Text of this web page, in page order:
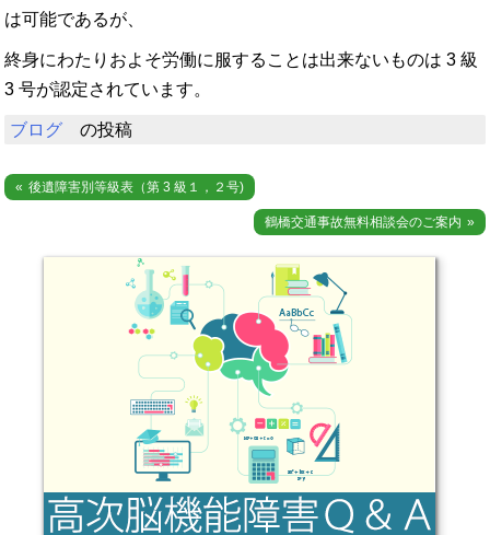
は可能であるが、
終身にわたりおよそ労働に服することは出来ないものは 3 級
3 号が認定されています。
ブログ の投稿
投 後遺障害別等級表（第 3 級１，２号)
鶴橋交通事故無料相談会のご案内